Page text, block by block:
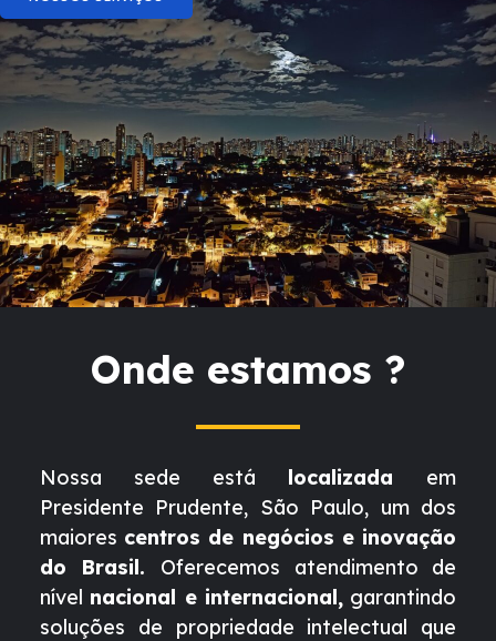
Onde estamos ?
Nossa sede está localizada em
Presidente Prudente, São Paulo, um dos
maiores centros de negócios e inovação
do Brasil. Oferecemos atendimento de
nível nacional e internacional,garantindo
soluções de propriedade intelectual que